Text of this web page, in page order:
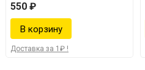
550 ₽
Доставка за 1₽ !